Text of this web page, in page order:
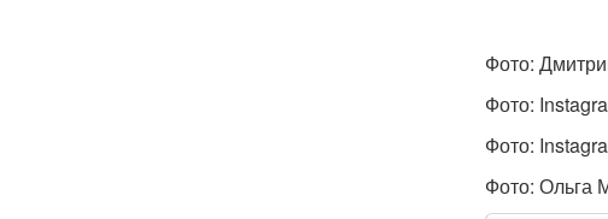
Фото:
Фото:
Фото:
Фото: Ольга